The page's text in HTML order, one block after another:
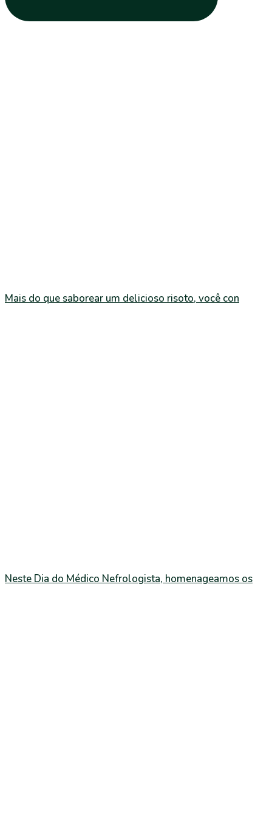
Mais do que saborear um delicioso risoto, você con
Neste Dia do Médico Nefrologista, homenageamos os